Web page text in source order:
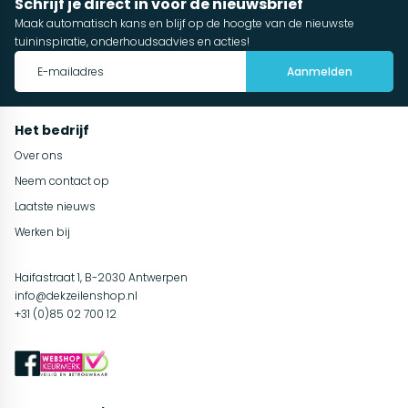
Maak automatisch kans en blijf op de hoogte van de nieuwste
tuininspiratie, onderhoudsadvies en acties!
Aanmelden
Het bedrijf
Over ons
Neem contact op
Laatste nieuws
Werken bij
Haifastraat 1, B-2030 Antwerpen
info@dekzeilenshop.nl
+31 (0)85 02 700 12